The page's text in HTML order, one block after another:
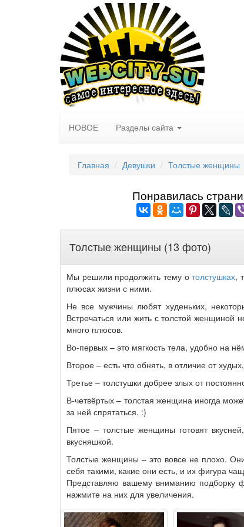
НОВОЕ Разделы сайта
Главная Девушки Толстые женщины
Понравилась
Толстые женщины (13 фото)
Мы решили продолжить тему отолстушках,
плюсах жизни с ними.
Не все мужчины любят худеньких,
Встречаться или жить с толстой
много плюсов.
Во-первых – это мягкость тела, удобно на
Второе – есть что обнять, в отличие от
Третье – толстушки добрее злых от
В-четвёртых – толстая женщина иногда
за ней спрятаться. :)
Пятое – толстые женщины готовят
вкусняшкой.
Толстые женщины – это вовсе не плохо.
себя такими, какие они есть, и их фигура
Представляю вашему вниманию подборку
нажмите на них для увеличения.